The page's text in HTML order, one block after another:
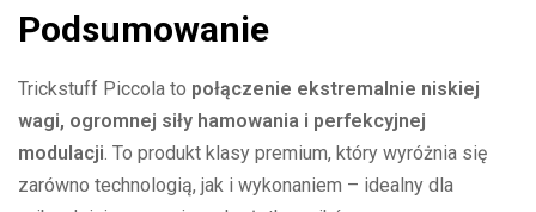
Podsumowanie
Trickstuff Piccola to połączenie ekstremalnie niskiej
wagi, ogromnej siły hamowania i perfekcyjnej
modulacji. To produkt klasy premium, który wyróżnia się
zarówno technologią, jak i wykonaniem – idealny dla